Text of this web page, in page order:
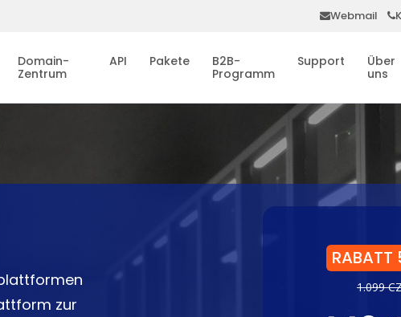
Webmail
Domain-
Zentrum
API Pakete
B2B-
Programm
Support
Über
uns
zur
RABATT
1.099